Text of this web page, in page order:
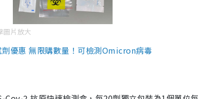
圖片放大
優惠 無限購數量！可檢測Omicron病毒